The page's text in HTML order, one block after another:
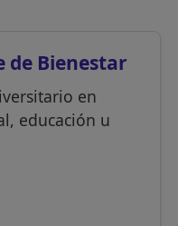
de Bienestar
en
educación u